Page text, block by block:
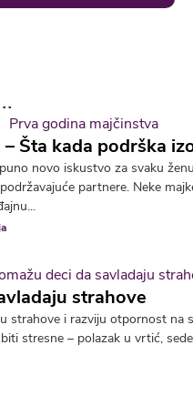
Šta kada podrška
novo iskustvo za svaku
partnere. Neke
strahove
strahove i razviju otpornost na
stresne – polazak u vrtić,